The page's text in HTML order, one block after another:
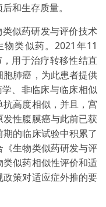
和生存质量。
似药研发与评价技术
类似药。2021年11
用于治疗转移性结直
肺癌，为此患者提供
、非临床与临床相似
高度相似，并且，宫
性腹膜癌与此前已获
的临床试验中积累了
生物类似药研发与评
似药相似性评价和适
策对适应症外推的要